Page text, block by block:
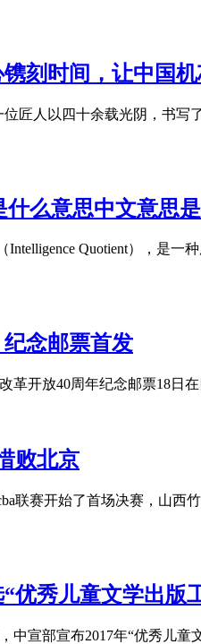
刻时间，让中国
匠人以四十余载光阴，书
么意思中文意思
Quotient），是
纪念邮票首发
革开放40周年纪念邮票18日
败北京
联赛开始了首场决赛，山西
优秀儿童文学出版
中宣部宣布2017年“优秀儿